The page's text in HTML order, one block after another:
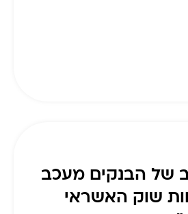
של הבנקים מעכב
שוק האשראי